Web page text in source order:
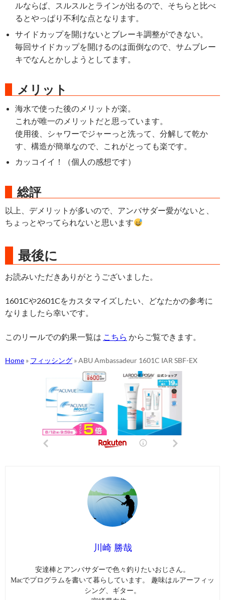
ルならば、スルスルとラインが出るので、そちらと比べ
るとやっぱり不利な点となります。
サイドカップを開けないとブレーキ調整ができない。
毎回サイドカップを開けるのは面倒なので、サムブレー
キでなんとかしようとしてます。
メリット
海水で使った後のメリットが楽。
これが唯一のメリットだと思っています。
使用後、シャワーでジャーっと洗って、分解して乾か
す、構造が簡単なので、これがとっても楽です。
カッコイイ！（個人の感想です）
総評
以上、デメリットが多いので、アンバサダー愛がないと、
ちょっとやってられないと思います
最後に
お読みいただきありがとうございました。
1601Cや2601Cをカスタマイズしたい、どなたかの参考に
なりましたら幸いです。
このリールでの釣果一覧は こちら からご覧できます。
Home » フィッシング »ABU Ambassadeur 1601C IAR SBF-EX
川崎 勝哉
安達棒とアンバサダーで色々釣りたいおじさん。
Macでプログラムを書いて暮らしています。 趣味はルアーフィッ
シング、ギター。